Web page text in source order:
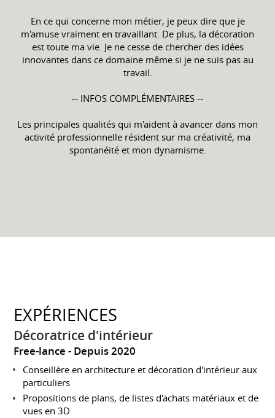
En ce qui concerne mon métier, je peux dire que je
m'amuse vraiment en travaillant. De plus, la décoration
est toute ma vie. Je ne cesse de chercher des idées
innovantes dans ce domaine même si je ne suis pas au
travail.
-- INFOS COMPLÉMENTAIRES --
Les principales qualités qui m'aident à avancer dans mon
activité professionnelle résident sur ma créativité, ma
spontanéité et mon dynamisme.
EXPÉRIENCES
Décoratrice d'intérieur
Free-lance Depuis 2020
Conseillère en architecture et décoration d'intérieur aux
particuliers
Propositions de plans, de listes d'achats matériaux et de
vues en 3D